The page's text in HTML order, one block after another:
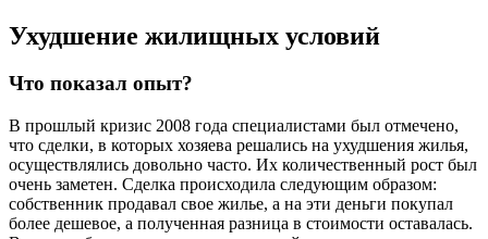
Ухудшение жилищных условий
Что показал опыт?
В прошлый кризис 2008 года специалистами был отмечено,
что сделки, в которых хозяева решались на ухудшения жилья,
осуществлялись довольно часто. Их количественный рост был
очень заметен. Сделка происходила следующим образом:
собственник продавал свое жилье, а на эти деньги покупал
более дешевое, а полученная разница в стоимости оставалась.